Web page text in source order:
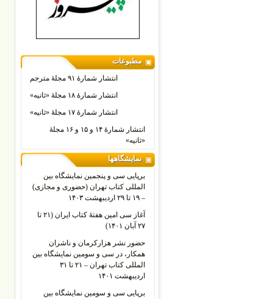
مطبوعات
انتشار شمارۀ ۹۱ مجلۀ مترجم
انتشار شمارۀ ۱۸ مجلۀ «ثانیه»
انتشار شمارۀ ۱۷ مجلۀ «ثانیه»
انتشار شمارۀ ۱۴ و ۱۵ و ۱۶ مجلۀ
«ثانیه»
نمایشگاهها
برپایی سی و پنجمین نمایشگاه بین
المللی کتاب تهران (حضوری و مجازی)
– ۱۹ تا ۲۹ اردیبهشت ۱۴۰۳
آغاز سی امین هفتۀ کتاب ایران (۲۱ تا
۲۷ آبان ۱۴۰۱)
حضور نشر هزارکرمان و ناشران
همکار، در سی و سومین نمایشگاه بین
المللی کتاب تهران – ۲۱ تا ۳۱
اردیبهشت ۱۴۰۱
برپایی سی و سومین نمایشگاه بین